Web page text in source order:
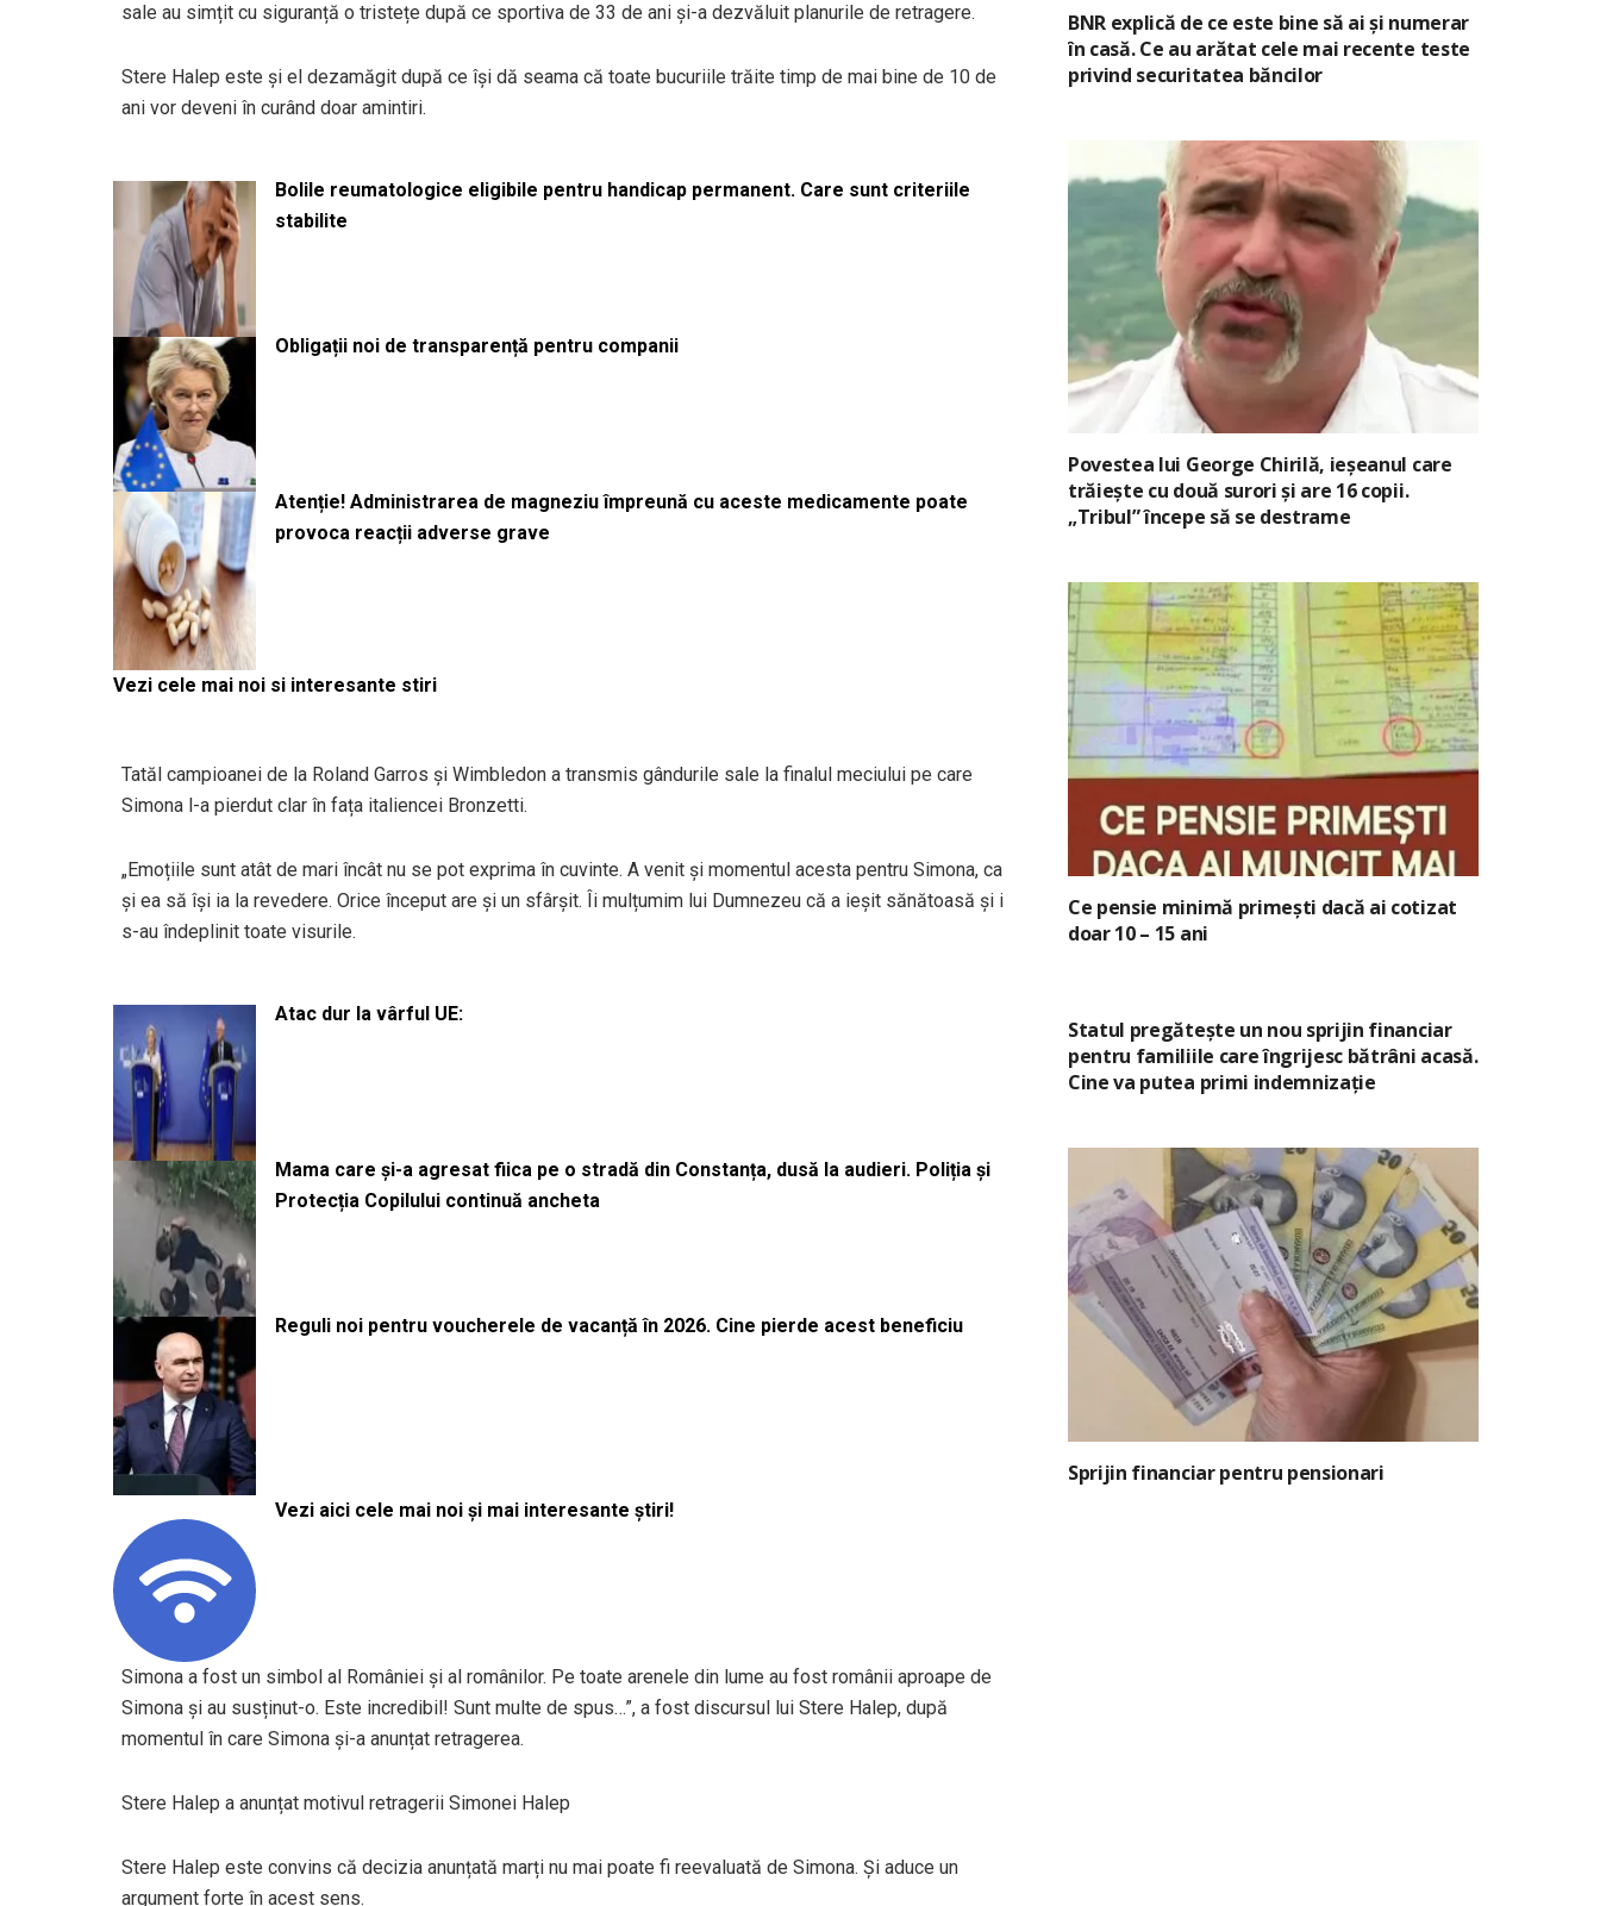
sale au simțit cu siguranță o tristețe după ce sportiva de 33 de ani și-a dezvăluit planurile de retragere.
Stere Halep este și el dezamăgit după ce își dă seama că toate bucuriile trăite timp de mai bine de 10 de
ani vor deveni în curând doar amintiri.
Bolile reumatologice eligibile pentru handicap permanent. Care sunt criteriile
stabilite
Obligații noi de transparență pentru companii
Atenție! Administrarea de magneziu împreună cu aceste medicamente poate
provoca reacții adverse grave
Vezi cele mai noi si interesante stiri
Tatăl campioanei de la Roland Garros și Wimbledon a transmis gândurile sale la finalul meciului pe care
Simona l-a pierdut clar în fața italiencei Bronzetti.
„Emoțiile sunt atât de mari încât nu se pot exprima în cuvinte. A venit și momentul acesta pentru Simona, ca
și ea să își ia la revedere. Orice început are și un sfârșit. Îi mulțumim lui Dumnezeu că a ieșit sănătoasă și i
s-au îndeplinit toate visurile.
Atac dur la vârful UE:
Mama care și-a agresat fiica pe o stradă din Constanța, dusă la audieri. Poliția și
Protecția Copilului continuă ancheta
Reguli noi pentru voucherele de vacanță în 2026. Cine pierde acest beneficiu
Vezi aici cele mai noi și mai interesante știri!
Simona a fost un simbol al României și al românilor. Pe toate arenele din lume au fost românii aproape de
Simona și au susținut-o. Este incredibil! Sunt multe de spus…”, a fost discursul lui Stere Halep, după
momentul în care Simona și-a anunțat retragerea.
Stere Halep a anunțat motivul retragerii Simonei Halep
Stere Halep este convins că decizia anunțată marți nu mai poate fi reevaluată de Simona. Și aduce un
argument forte în acest sens.
BNR explică de ce este bine să ai și numerar
în casă. Ce au arătat cele mai recente teste
privind securitatea băncilor
Povestea lui George Chirilă, ieșeanul care
trăiește cu două surori și are 16 copii.
„Tribul” începe să se destrame
Ce pensie minimă primești dacă ai cotizat
doar 10 – 15 ani
Statul pregătește un nou sprijin financiar
pentru familiile care îngrijesc bătrâni acasă.
Cine va putea primi indemnizație
Sprijin financiar pentru pensionari